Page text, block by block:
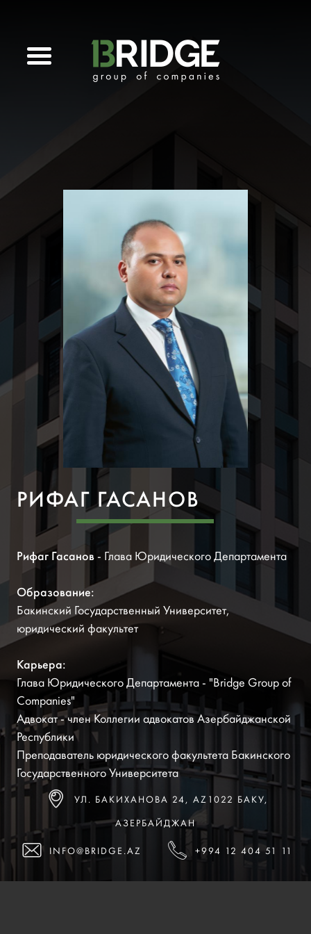
РИФАГ ГАСАНОВ
Рифаг Гасанов - Глава Юридического Департамента
Образование:
Бакинский Государственный Университет,
юридический факультет
Карьера:
Глава Юридического Департамента - "Bridge Group of
Companies"
Адвокат - член Коллегии адвокатов Азербайджанской
Республики
Преподаватель юридического факультета Бакинского
Государственного Университета
УЛ. БАКИХАНОВА 24, AZ1022 БАКУ,
АЗЕРБАЙДЖАН
INFO@BRIDGE.AZ +994 12 404 51 11